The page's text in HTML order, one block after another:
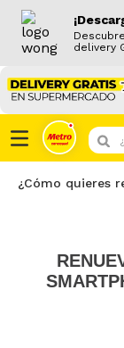
delivery
¿Cómo quieres